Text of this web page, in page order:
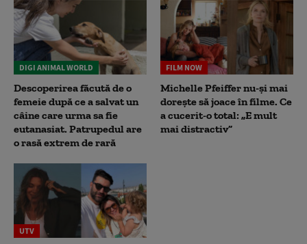
DIGI ANIMAL WORLD
Descoperirea făcută de o
femeie după ce a salvat un
câine care urma sa fie
eutanasiat. Patrupedul are
o rasă extrem de rară
FILM NOW
Michelle Pfeiffer nu-și mai
dorește să joace în filme. Ce
a cucerit-o total: „E mult
mai distractiv”
UTV